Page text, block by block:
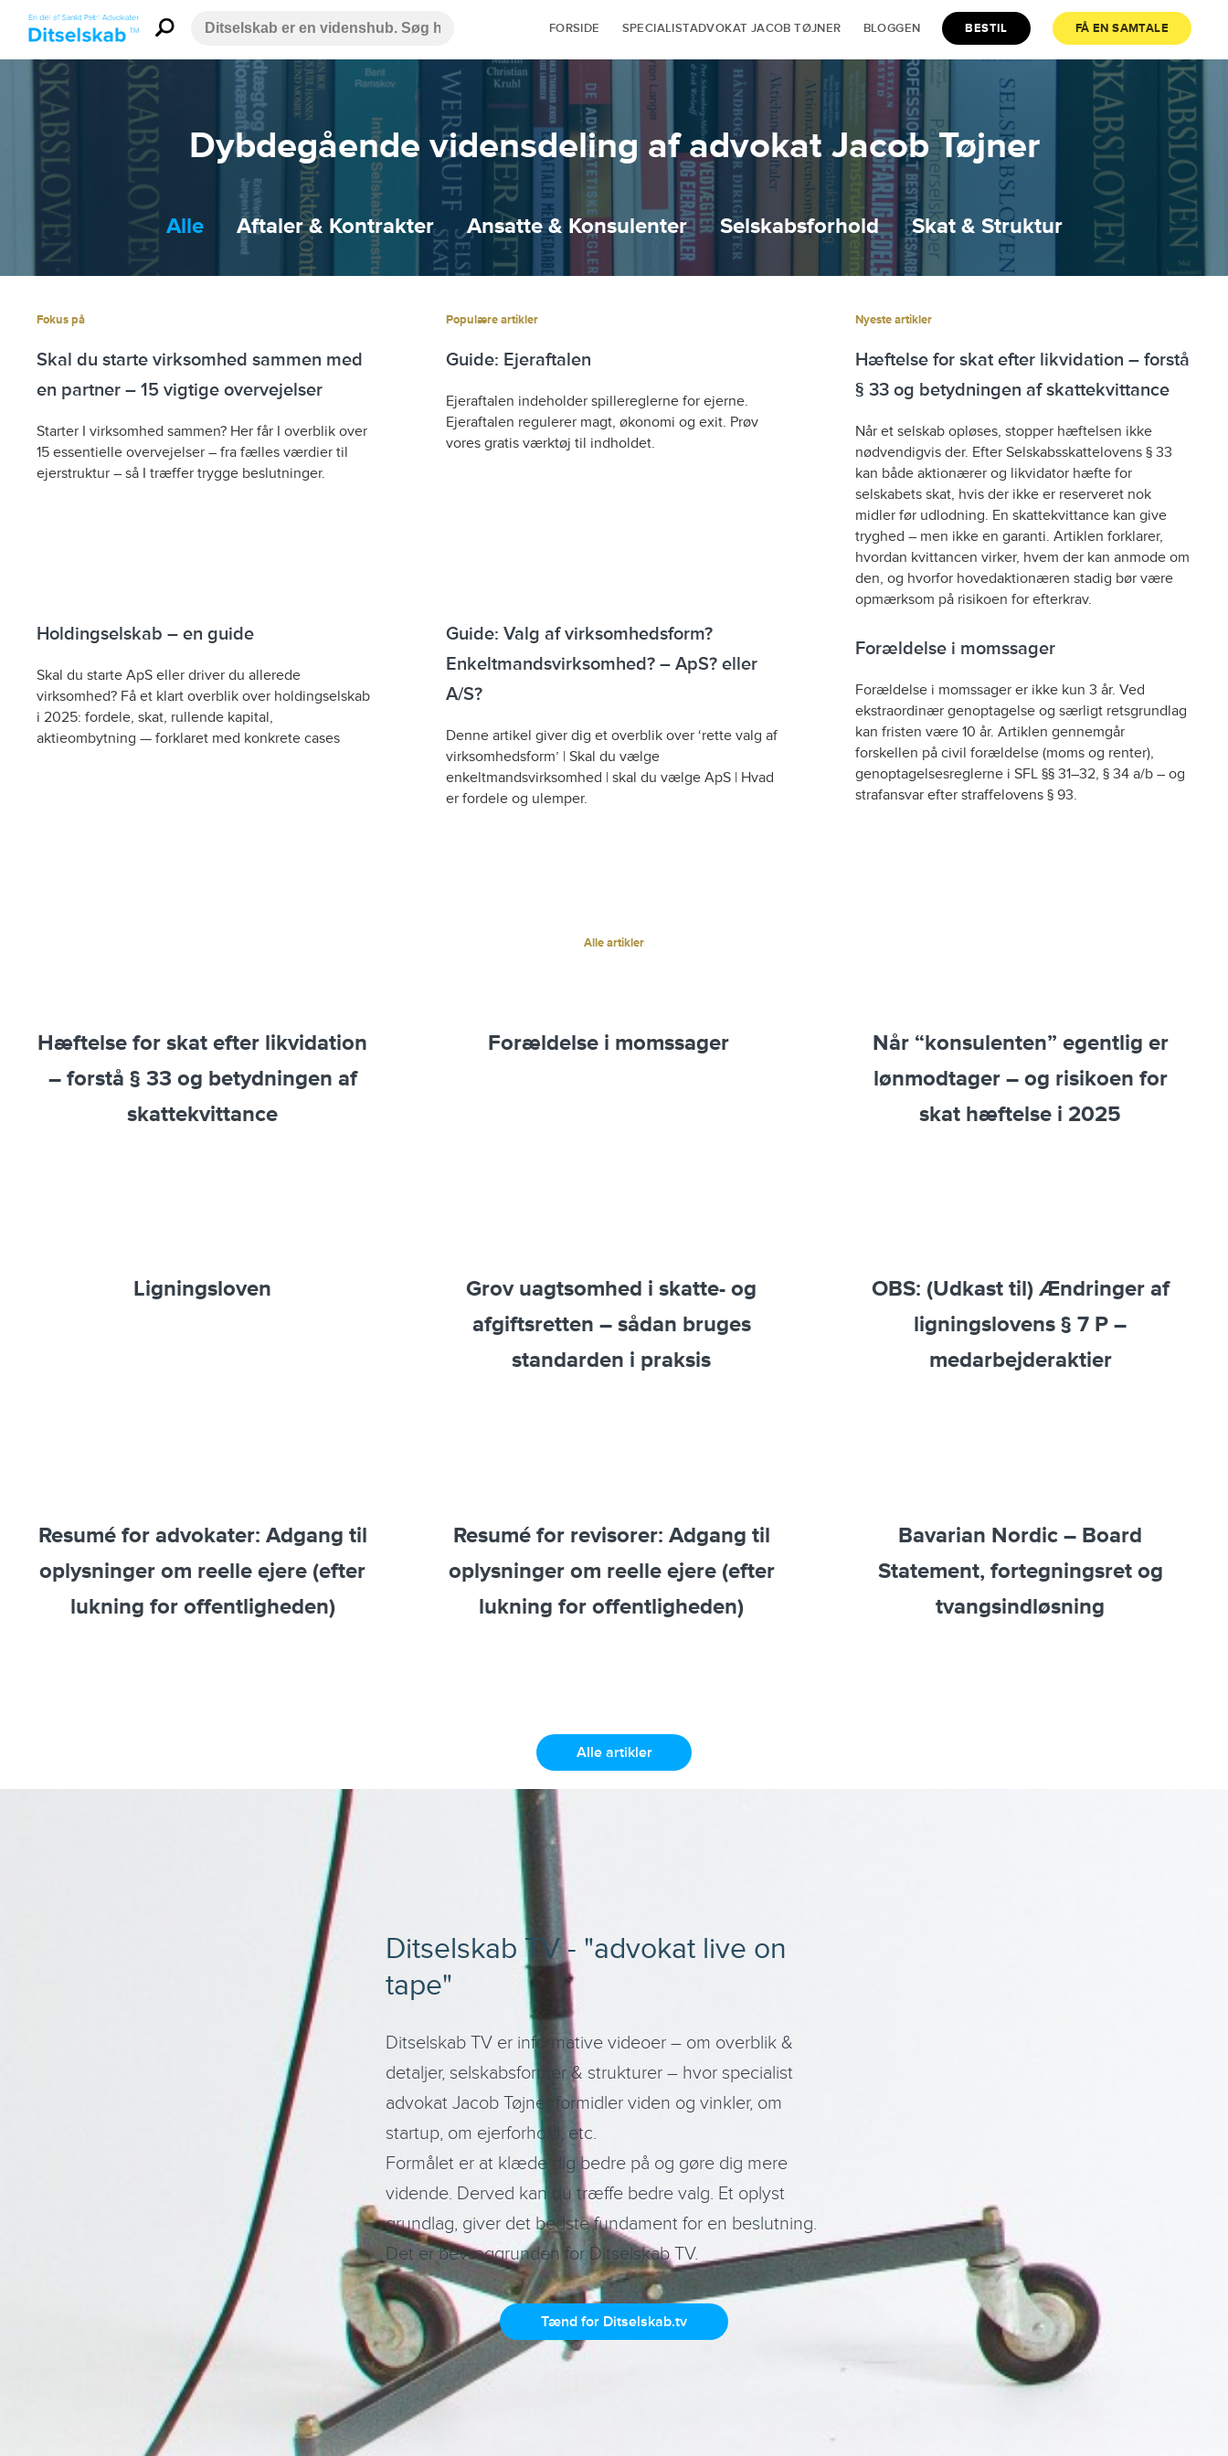
FORSIDE SPECIALISTADVOKAT JACOB TØJNER BLOGGEN BESTIL FÅ EN SAMTALE
Dybdegående vidensdeling af advokat Jacob Tøjner
Alle Aftaler & Kontrakter Ansatte & Konsulenter Selskabsforhold Skat & Struktur
Fokus på
Skal du starte virksomhed sammen med
en partner – 15 vigtige overvejelser
Starter I virksomhed sammen? Her får I overblik over
15 essentielle overvejelser – fra fælles værdier til
ejerstruktur – så I træffer trygge beslutninger.
Holdingselskab – en guide
Skal du starte ApS eller driver du allerede
virksomhed? Få et klart overblik over holdingselskab
i 2025: fordele, skat, rullende kapital,
aktieombytning — forklaret med konkrete cases
Populære artikler
Guide: Ejeraftalen
Ejeraftalen indeholder spillereglerne for ejerne.
Ejeraftalen regulerer magt, økonomi og exit. Prøv
vores gratis værktøj til indholdet.
Guide: Valg af virksomhedsform?
Enkeltmandsvirksomhed? – ApS? eller
A/S?
Denne artikel giver dig et overblik over ‘rette valg af
virksomhedsform’ | Skal du vælge
enkeltmandsvirksomhed | skal du vælge ApS | Hvad
er fordele og ulemper.
Nyeste artikler
Hæftelse for skat efter likvidation – forstå
§ 33 og betydningen af skattekvittance
Når et selskab opløses, stopper hæftelsen ikke
nødvendigvis der. Efter Selskabsskattelovens § 33
kan både aktionærer og likvidator hæfte for
selskabets skat, hvis der ikke er reserveret nok
midler før udlodning. En skattekvittance kan give
tryghed – men ikke en garanti. Artiklen forklarer,
hvordan kvittancen virker, hvem der kan anmode om
den, og hvorfor hovedaktionæren stadig bør være
opmærksom på risikoen for efterkrav.
Forældelse i momssager
Forældelse i momssager er ikke kun 3 år. Ved
ekstraordinær genoptagelse og særligt retsgrundlag
kan fristen være 10 år. Artiklen gennemgår
forskellen på civil forældelse (moms og renter),
genoptagelsesreglerne i SFL §§ 31–32, § 34 a/b – og
strafansvar efter straffelovens § 93.
Alle artikler
Hæftelse for skat efter likvidation
– forstå § 33 og betydningen af
skattekvittance
Forældelse i momssager
Når “konsulenten” egentlig er
lønmodtager – og risikoen for
skat hæftelse i 2025
Ligningsloven
Grov uagtsomhed i skatte- og
afgiftsretten – sådan bruges
standarden i praksis
OBS: (Udkast til) Ændringer af
ligningslovens § 7 P –
medarbejderaktier
Resumé for advokater: Adgang til
oplysninger om reelle ejere (efter
lukning for offentligheden)
Resumé for revisorer: Adgang til
oplysninger om reelle ejere (efter
lukning for offentligheden)
Bavarian Nordic – Board
Statement, fortegningsret og
tvangsindløsning
Alle artikler
Ditselskab TV - "advokat live on
tape"
Ditselskab TV er informative videoer – om overblik &
detaljer, selskabsformer & strukturer – hvor specialist
advokat Jacob Tøjner formidler viden og vinkler, om
startup, om ejerforhold, etc.
Formålet er at klæde dig bedre på og gøre dig mere
vidende. Derved kan du træffe bedre valg. Et oplyst
grundlag, giver det bedste fundament for en beslutning.
Det er bevæggrunden for Ditselskab TV.
Tænd for Ditselskab.tv